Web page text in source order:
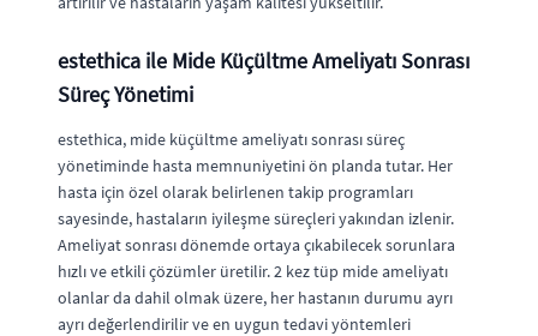
estethica ile Mide Küçültme Ameliyatı Sonrası
Süreç Yönetimi
estethica, mide küçültme ameliyatı sonrası süreç
yönetiminde hasta memnuniyetini ön planda tutar. Her
hasta için özel olarak belirlenen takip programları
sayesinde, hastaların iyileşme süreçleri yakından izlenir.
Ameliyat sonrası dönemde ortaya çıkabilecek sorunlara
hızlı ve etkili çözümler üretilir. 2 kez tüp mide ameliyatı
olanlar da dahil olmak üzere, her hastanın durumu ayrı
ayrı değerlendirilir ve en uygun tedavi yöntemleri